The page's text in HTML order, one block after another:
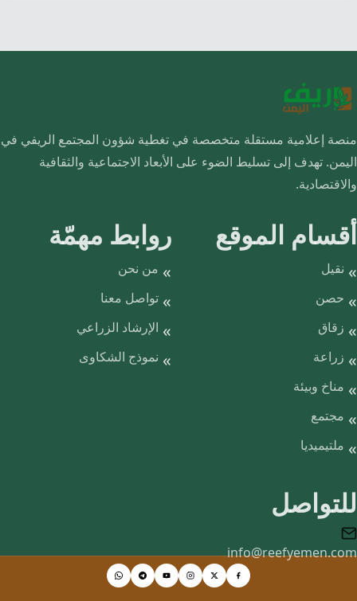
منصة إعلامية مستقلة متخصصة في تغطية شؤون المجتمع الريفي في
اليمن. تهدف إلى تسليط الضوء على الأبعاد الاجتماعية والثقافية
والاقتصادية.
أقسام الموقع
نقيل
حصن
زقاق
زراعة
مناخ وبيئة
مجتمع
ملتيميديا
روابط مهمّة
من نحن
تواصل معنا
الإرشاد الزراعي
نموذج الشكاوى
للتواصل
info@reefyemen.com